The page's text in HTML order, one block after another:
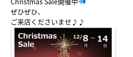
ぜひぜひ、
ご来店くださいませ♪♪